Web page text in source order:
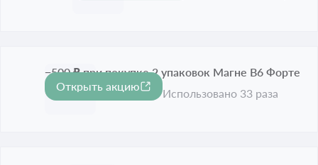
500 ₽
−500 ₽ при покупке 2 упаковок Магне В6 Форте
Срок акции истёк
Открыть акцию
Использовано 33 раза